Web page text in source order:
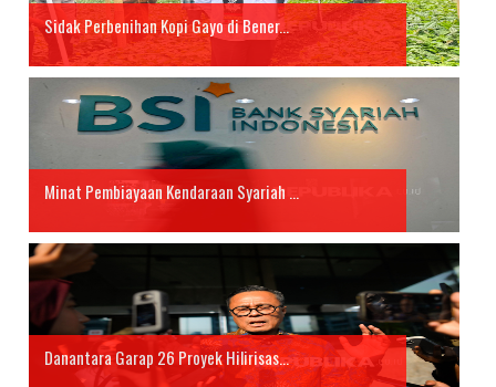
Sidak Perbenihan Kopi Gayo di Bener...
Minat Pembiayaan Kendaraan Syariah ...
Danantara Garap 26 Proyek Hilirisas...